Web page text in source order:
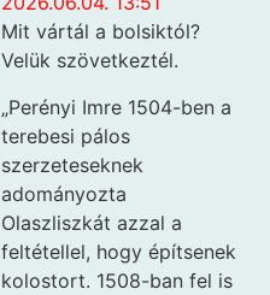
Mit vártál a bolsiktól?
Velük szövetkeztél.
„Perényi Imre 1504-ben a
terebesi pálos
szerzeteseknek
adományozta
Olaszliszkát azzal a
feltétellel, hogy építsenek
kolostort. 1508-ban fel is